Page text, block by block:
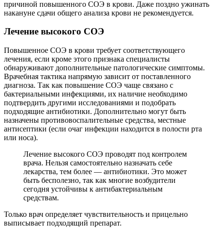
причиной повышенного СОЭ в крови. Даже поздно ужинать
накануне сдачи общего анализа крови не рекомендуется.
Лечение высокого СОЭ
Повышенное СОЭ в крови требует соответствующего
лечения, если кроме этого признака специалисты
обнаруживают дополнительные патологические симптомы.
Врачебная тактика напрямую зависит от поставленного
диагноза. Так как повышение СОЭ чаще связано с
бактериальными инфекциями, их наличие необходимо
подтвердить другими исследованиями и подобрать
подходящие антибиотики. Дополнительно могут быть
назначены противовоспалительные средства, местные
антисептики (если очаг инфекции находится в полости рта
или носа).
Лечение высокого СОЭ проводят под контролем
врача. Нельзя самостоятельно назначать себе
лекарства, тем более — антибиотики. Это может
быть бесполезно, так как многие возбудители
сегодня устойчивы к антибактериальным
средствам.
Только врач определяет чувствительность и прицельно
выписывает подходящий препарат.